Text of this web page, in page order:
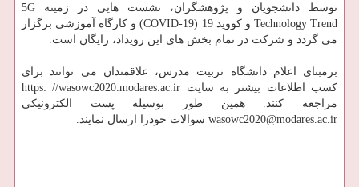
توسط دانشجویان و پژوهشگران، نشست هایی در زمینه 5G
Technology Trend و کووید 19 (COVID-19) و کارگاه آموزشی برگزار
می گردد و شرکت در تمام بخش های این رویداد، رایگان است.
برمبنای اعلام دانشگاه تربیت مدرس، علاقمندان می توانند برای
کسب اطلاعات بیشتر به سایت https: //wasowc2020.modares.ac.ir
مراجعه کنند. همین طور بوسیله پست الکترونیکی
wasowc2020@modares.ac.ir سوالات خودرا ارسال نمایند.